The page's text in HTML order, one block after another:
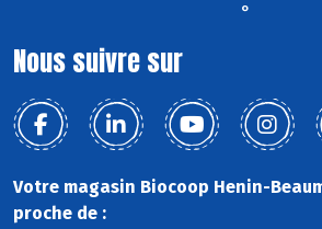
°
Nous suivre sur
Votre magasin Biocoop Henin-
proche de :